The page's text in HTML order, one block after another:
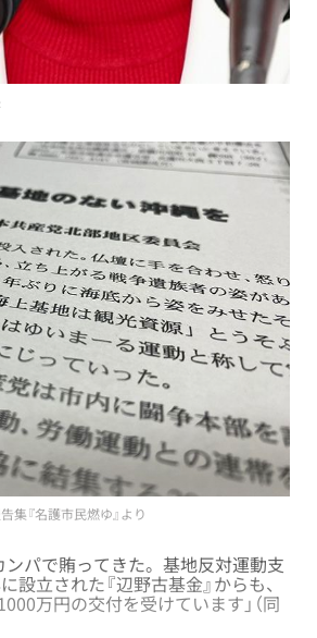
集『名護市民燃ゆ』より
ンパで賄ってきた。基地反対運動支
設立された『辺野古基金』からも、
万円の交付を受けています」（同